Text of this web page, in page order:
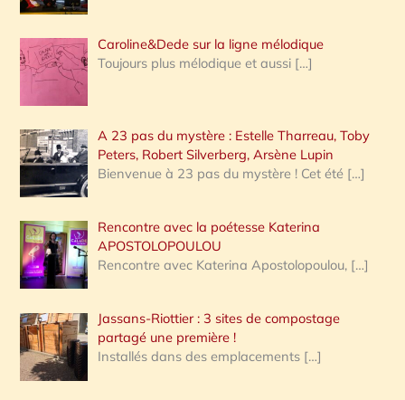
Caroline&Dede sur la ligne mélodique
Toujours plus mélodique et aussi […]
A 23 pas du mystère : Estelle Tharreau, Toby
Peters, Robert Silverberg, Arsène Lupin
Bienvenue à 23 pas du mystère ! Cet été […]
Rencontre avec la poétesse Katerina
APOSTOLOPOULOU
Rencontre avec Katerina Apostolopoulou, […]
Jassans-Riottier : 3 sites de compostage
partagé une première !
Installés dans des emplacements […]